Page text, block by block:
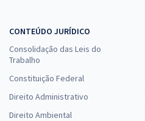
CONTEÚDO JURÍDICO
Consolidação das Leis do
Trabalho
Constituição Federal
Direito Administrativo
Direito Ambiental